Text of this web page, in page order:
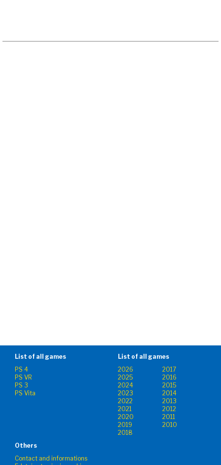
List of all games
PS 4
PS VR
PS 3
PS Vita
List of all games
2026
2017
2025
2016
2024
2015
2023
2014
2022
2013
2021
2012
2020
2011
2019
2010
2018
Others
Contact and informations